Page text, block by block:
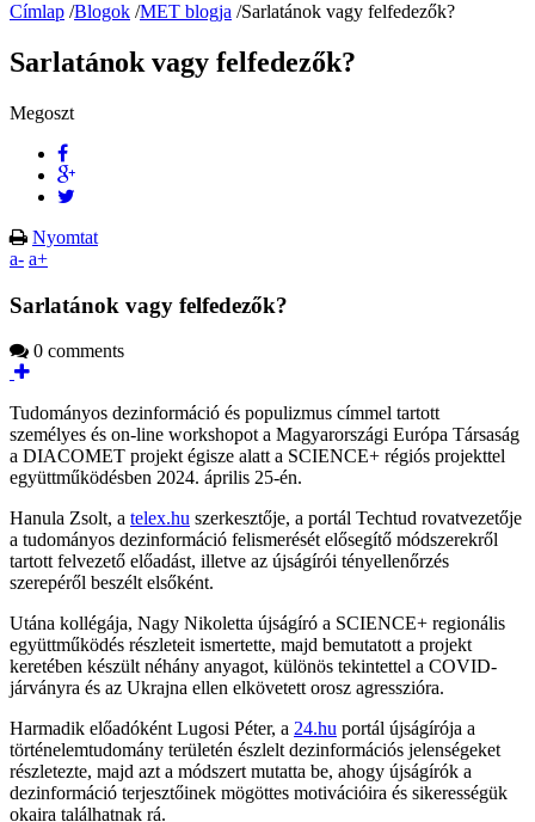
Címlap /Blogok /MET blogja /Sarlatánok vagy felfedezők?
Sarlatánok vagy felfedezők?
Megoszt
Nyomtat
a- a+
Sarlatánok vagy felfedezők?
0 comments
Tudományos dezinformáció és populizmus címmel tartott
személyes és on-line workshopot a Magyarországi Európa Társaság
a DIACOMET projekt égisze alatt a SCIENCE+ régiós projekttel
együttműködésben 2024. április 25-én.
Hanula Zsolt, a telex.hu szerkesztője, a portál Techtud rovatvezetője
a tudományos dezinformáció felismerését elősegítő módszerekről
tartott felvezető előadást, illetve az újságírói tényellenőrzés
szerepéről beszélt elsőként.
Utána kollégája, Nagy Nikoletta újságíró a SCIENCE+ regionális
együttműködés részleteit ismertette, majd bemutatott a projekt
keretében készült néhány anyagot, különös tekintettel a COVID-
járványra és az Ukrajna ellen elkövetett orosz agresszióra.
Harmadik előadóként Lugosi Péter, a 24.hu portál újságírója a
történelemtudomány területén észlelt dezinformációs jelenségeket
részletezte, majd azt a módszert mutatta be, ahogy újságírók a
dezinformáció terjesztőinek mögöttes motivációira és sikerességük
okaira találhatnak rá.